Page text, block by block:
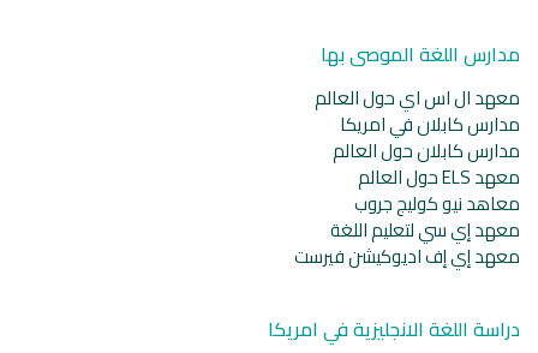
مدارس اللغة الموصى بها
معهد ال اس اي حول العالم
مدارس كابلان في امريكا
مدارس كابلان حول العالم
معهد ELS حول العالم
معاهد نيو كوليج جروب
معهد إي سي لتعليم اللغة
معهد إي إف اديوكيشن فيرست
دراسة اللغة الانجليزية في امريكا